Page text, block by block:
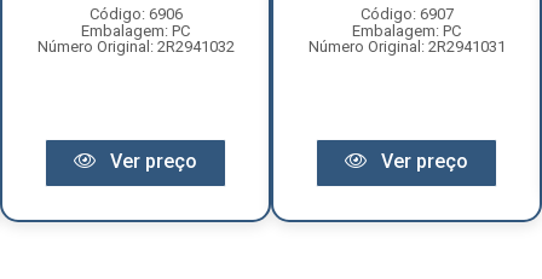
Código: 6906
Embalagem: PC
Número Original: 2R2941032
Ver preço
Código: 6907
Embalagem: PC
Número Original: 2R2941031
Ver preço